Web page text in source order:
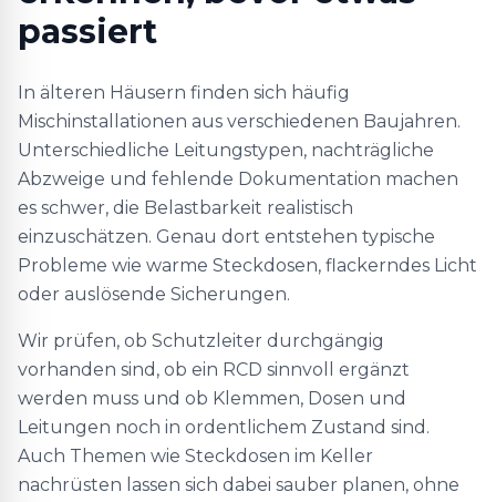
passiert
In älteren Häusern finden sich häufig
Mischinstallationen aus verschiedenen Baujahren.
Unterschiedliche Leitungstypen, nachträgliche
Abzweige und fehlende Dokumentation machen
es schwer, die Belastbarkeit realistisch
einzuschätzen. Genau dort entstehen typische
Probleme wie warme Steckdosen, flackerndes Licht
oder auslösende Sicherungen.
Wir prüfen, ob Schutzleiter durchgängig
vorhanden sind, ob ein RCD sinnvoll ergänzt
werden muss und ob Klemmen, Dosen und
Leitungen noch in ordentlichem Zustand sind.
Auch Themen wie Steckdosen im Keller
nachrüsten lassen sich dabei sauber planen, ohne